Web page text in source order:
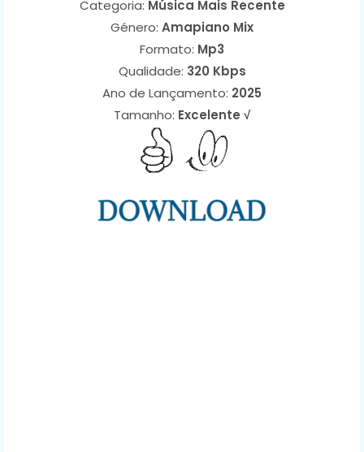
Categoria: Música Mais Recente
Género: Amapiano Mix
Formato: Mp3
Qualidade: 320 Kbps
Ano de Lançamento: 2025
Tamanho: Excelente √